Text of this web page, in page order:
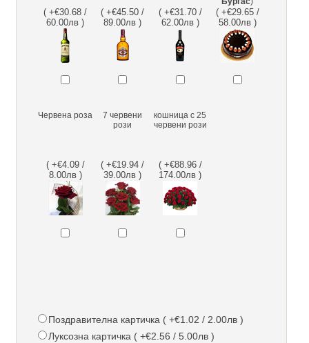
( +€30.68 /
60.00лв )
( +€45.50 /
89.00лв )
( +€31.70 /
62.00лв )
( +€29.65 /
58.00лв )
Червена роза
( +€4.09 /
8.00лв )
7 червени
рози
( +€19.94 /
39.00лв )
кошница с 25
червени рози
( +€88.96 /
174.00лв )
Поздравителна картичка ( +€1.02 / 2.00лв )
Луксозна картичка ( +€2.56 / 5.00лв )